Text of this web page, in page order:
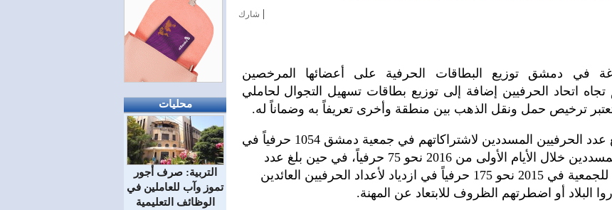
محليات
التربية: صرف أجور
تموز وآب للعاملين في
الوظائف ‏التعليمية
شارك |
في دمشق توزيع البطاقات الحرفية على أعضائها المرخصين
اتحاد الحرفيين إضافة إلى توزيع بطاقات تسهيل التجوال لحاملي
ترخيص حمل ونقل الذهب بين منطقة وأخرى تعريفاً به وضماناً له.
وفي هذا السياق بلغ عدد الحرفيين المسددين لاشتراكاتهم في جمعية دمشق 1054 حرفياً في
2015 كما بلغ عدد المسددين خلال الأيام الأولى من 2016 نحو 75 حرفياً، في حين بلغ عدد
الحرفيين المنتسبين للجمعية في 2015 نحو 175 حرفياً في ازدياد لأعداد الحرفيين العائدين
البلاد أو اضطرتهم الظروف للابتعاد عن المهنة.‏‏